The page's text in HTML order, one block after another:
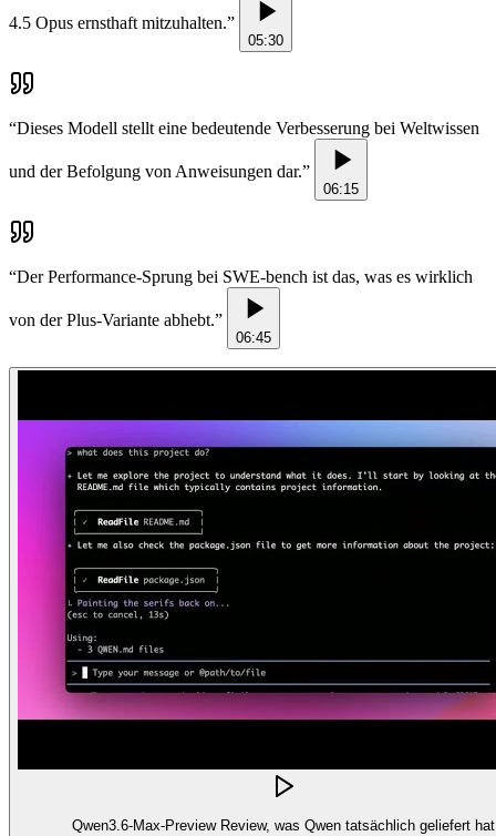
4.5 Opus ernsthaft mitzuhalten.”
05:30
“Dieses Modell stellt eine bedeutende Verbesserung bei Weltwissen
und der Befolgung von Anweisungen dar.”
06:15
“Der Performance-Sprung bei SWE-bench ist das, was es wirklich
von der Plus-Variante abhebt.”
06:45
Qwen3.6-Max-Preview Review, was Qwen tatsächlich geliefert hat